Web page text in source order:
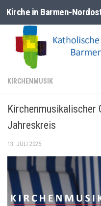
Zum Inhalt springen
Kirche in Barmen-
KIRCHENMUSIK
Kirchenmusikalischer
Jahreskreis
13. JULI 2025